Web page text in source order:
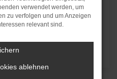
07:00 - 18:00
09:00 - 13:00
verwendet werden, um
zu verfolgen und um Anzeigen
relevant sind.
ablehnen